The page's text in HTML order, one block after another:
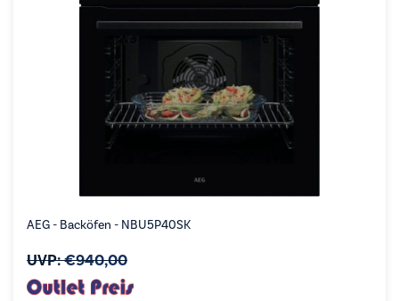
AEG - Backöfen - NBU5P40SK
UVP:€940,00